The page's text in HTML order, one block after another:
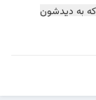
به دیدشون